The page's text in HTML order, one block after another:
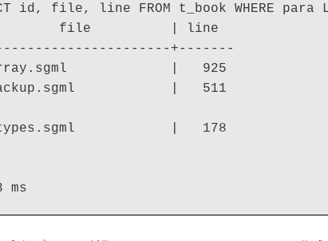
id, file, line FROM t_book WHERE para
file          | line
+-------
|   925
|   511
|   178
ms